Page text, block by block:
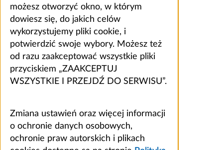
możesz otworzyć okno, w którym
dowiesz się, do jakich celów
wykorzystujemy pliki cookie, i
potwierdzić swoje wybory. Możesz też
od razu zaakceptować wszystkie pliki
przyciskiem „ZAAKCEPTUJ
WSZYSTKIE I PRZEJDŹ DO SERWISU”.
Zmiana ustawień oraz więcej informacji
o ochronie danych osobowych,
ochronie praw autorskich i plikach